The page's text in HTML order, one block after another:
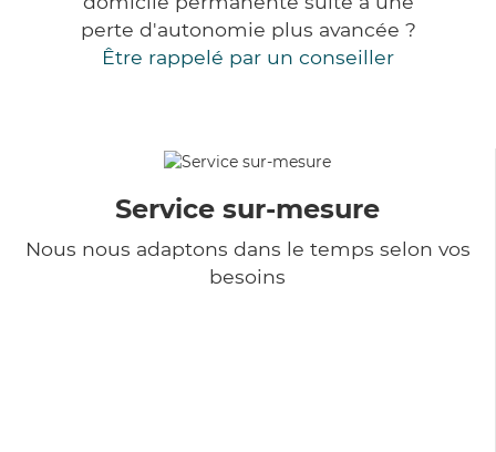
perte d'autonomie plus avancée ?
Être rappelé par un conseiller
Service sur-mesure
Nous nous adaptons dans le temps selon vos
besoins